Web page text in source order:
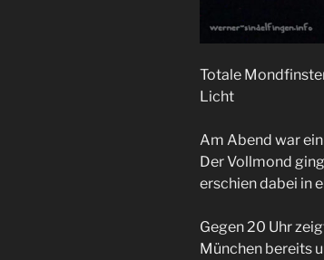
Totale
Licht
Am Abend war
Der Vollmond
erschien dabei in
Gegen 20 Uhr
München bereits